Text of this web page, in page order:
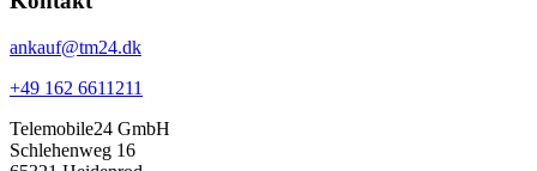
ankauf@tm24.dk
+49 162 6611211
Telemobile24 GmbH
Schlehenweg 16